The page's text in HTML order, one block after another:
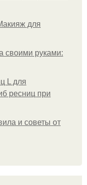
для
своими руками:
L для
ресниц при
и советы от